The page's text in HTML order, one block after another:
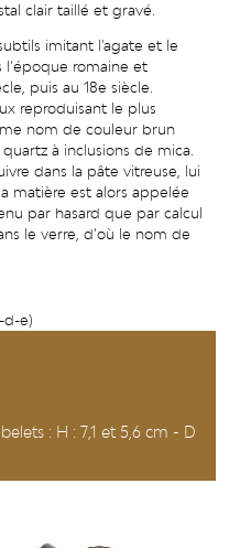
clair taillé et gravé.
imitant l'agate et le
romaine et
puis au 18e siècle.
reproduisant le plus
nom de couleur brun
à inclusions de mica.
dans la pâte vitreuse, lui
matière est alors appelée
par hasard que par calcul
le verre, d’où le nom de
d-e)
: H : 7,1 et 5,6 cm - D